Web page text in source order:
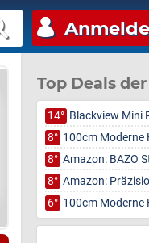
Top Deals
14° Blackview Mini
8° 100cm Moderne
8° Amazon: BAZO
8° Amazon:
6° 100cm Moderne